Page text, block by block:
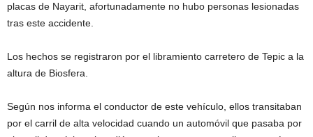
placas de Nayarit, afortunadamente no hubo personas lesionadas
tras este accidente.
Los hechos se registraron por el libramiento carretero de Tepic a la
altura de Biosfera.
Según nos informa el conductor de este vehículo, ellos transitaban
por el carril de alta velocidad cuando un automóvil que pasaba por